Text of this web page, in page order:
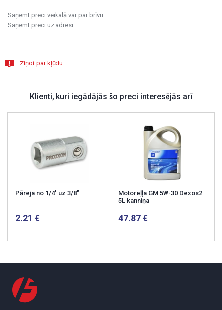
Saņemt preci veikalā var par brīvu:
Saņemt preci uz adresi:
Ziņot par kļūdu
Klienti, kuri iegādājās šo preci interesējās arī
Pāreja no 1/4" uz 3/8"
2.21
Motoreļļa GM 5W-30 Dexos2
5L kanniņa
47.87